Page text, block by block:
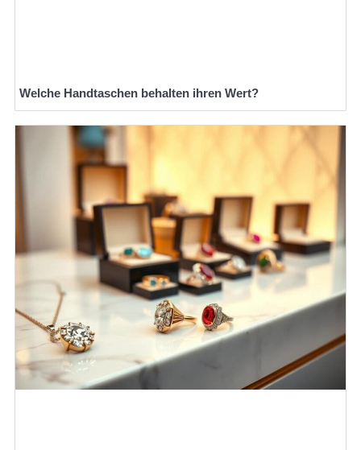
Welche Handtaschen behalten ihren Wert?